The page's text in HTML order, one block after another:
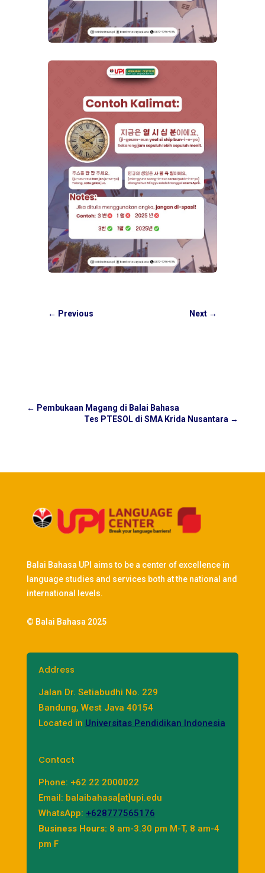
← Previous Next →
← Pembukaan Magang di Balai Bahasa
Tes PTESOL di SMA Krida Nusantara →
Balai Bahasa UPI aims to be a center of excellence in
language studies and services both at the national and
international levels.
© Balai Bahasa 2025
Address
Jalan Dr. Setiabudhi No. 229
Bandung, West Java 40154
Located in Universitas Pendidikan Indonesia
Contact
Phone: +62 22 2000022
Email: balaibahasa[at]upi.edu
WhatsApp: +628777565176
Business Hours: 8 am-3.30 pm M-T, 8 am-4
pm F